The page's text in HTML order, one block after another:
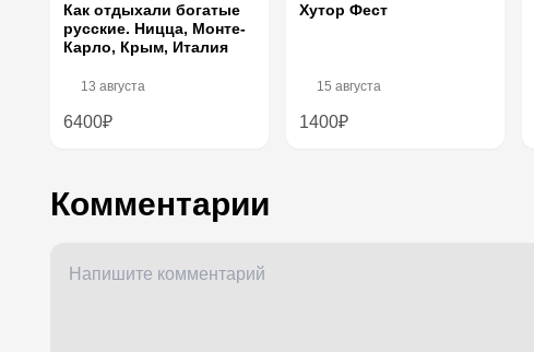
Как отдыхали богатые
русские. Ницца, Монте-
Карло, Крым, Италия
13 августа
6400₽
Хутор Фест
15 августа
1400₽
Комментарии